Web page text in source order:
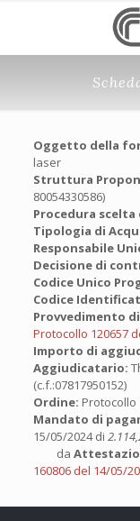
Oggetto della
laser
Struttura
80054330586)
Procedura
Tipologia di
Responsabile
Decisione di
Codice Unico
Codice
Provvedimento
Protocollo 120657
Importo di
Aggiudicatario:
(c.f.:07817950152)
Ordine: Protocollo
Mandato di
15/05/2024 di
da
160806 del 14/05/